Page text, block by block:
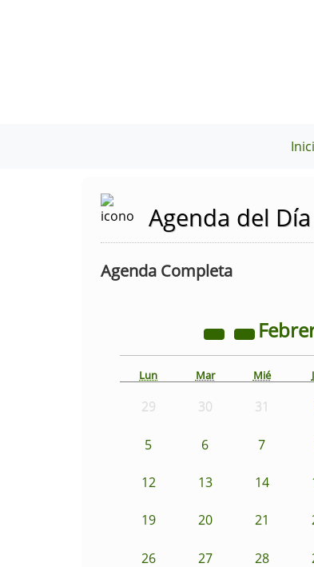
Agenda del Día
Agenda Completa
Lun Mar Mié
29 30 31
5 6 7
12 13 14
19 20 21
26 27 28